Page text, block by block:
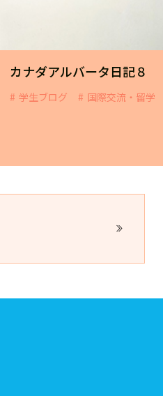
カナダアルバータ日記８
学生ブログ 国際交流・留学